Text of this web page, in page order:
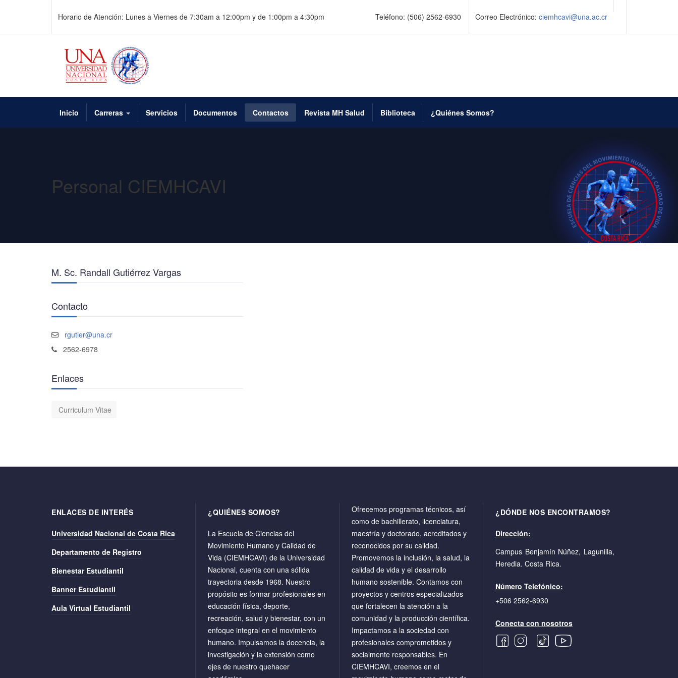
Horario de Atención: Lunes a Viernes de 7:30am a 12:00pm y de 1:00pm a 4:30pm Teléfono: (506) 2562-6930 Correo Electrónico: ciemhcavi@una.ac.cr
Inicio Carreras Servicios Documentos Contactos Revista MH Salud Biblioteca ¿Quiénes Somos?
Personal CIEMHCAVI
M. Sc. Randall Gutiérrez Vargas
Contacto
rgutier@una.cr
2562-6978
Enlaces
Curriculum Vitae
ENLACES DE INTERÉS
Universidad Nacional de Costa Rica
Departamento de Registro
Bienestar Estudiantil
Banner Estudiantil
Aula Virtual Estudiantil
¿QUIÉNES SOMOS?
La Escuela de Ciencias del
Movimiento Humano y Calidad de
Vida (CIEMHCAVI) de la Universidad
Nacional, cuenta con una sólida
trayectoria desde 1968. Nuestro
propósito es formar profesionales en
educación física, deporte,
recreación, salud y bienestar, con un
enfoque integral en el movimiento
humano. Impulsamos la docencia, la
investigación y la extensión como
ejes de nuestro quehacer
Ofrecemos programas técnicos, así
como de bachillerato, licenciatura,
maestría y doctorado, acreditados y
reconocidos por su calidad.
Promovemos la inclusión, la salud, la
calidad de vida y el desarrollo
humano sostenible. Contamos con
proyectos y centros especializados
que fortalecen la atención a la
comunidad y la producción científica.
Impactamos a la sociedad con
profesionales comprometidos y
socialmente responsables. En
CIEMHCAVI, creemos en el
¿DÓNDE NOS ENCONTRAMOS?
Dirección:
Campus Benjamín Núñez, Lagunilla,
Heredia. Costa Rica.
Número Telefónico:
+506 2562-6930
Conecta con nosotros